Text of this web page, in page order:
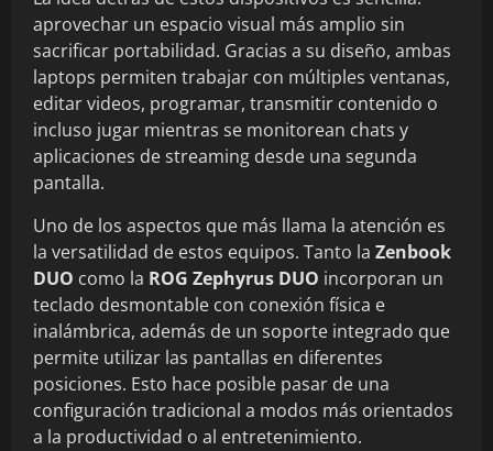
aprovechar un espacio visual más amplio sin
sacrificar portabilidad. Gracias a su diseño, ambas
laptops permiten trabajar con múltiples ventanas,
editar videos, programar, transmitir contenido o
incluso jugar mientras se monitorean chats y
aplicaciones de streaming desde una segunda
pantalla.
Uno de los aspectos que más llama la atención es
la versatilidad de estos equipos. Tanto la Zenbook
DUO como la ROG Zephyrus DUO incorporan un
teclado desmontable con conexión física e
inalámbrica, además de un soporte integrado que
permite utilizar las pantallas en diferentes
posiciones. Esto hace posible pasar de una
configuración tradicional a modos más orientados
a la productividad o al entretenimiento.